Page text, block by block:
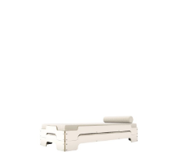
Sideboards & Kommoden
TV Möbel